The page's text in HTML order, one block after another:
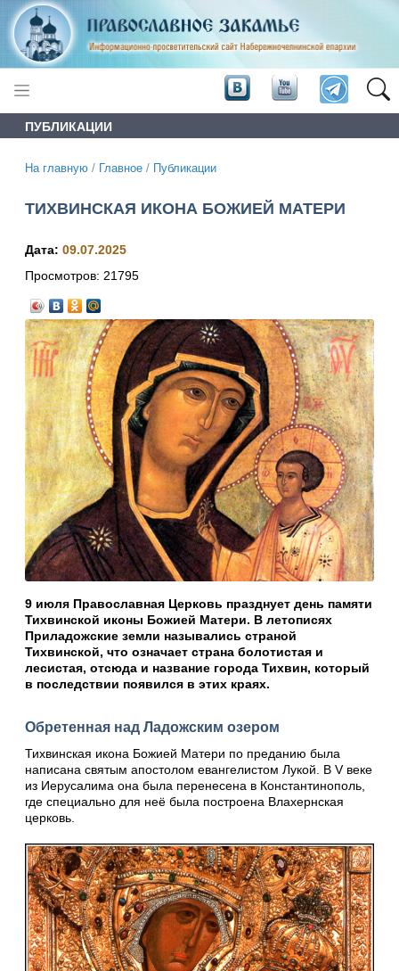
ПУБЛИКАЦИИ
На главную / Главное / Публикации
ТИХВИНСКАЯ ИКОНА БОЖИЕЙ МАТЕРИ
Дата: 09.07.2025
Просмотров: 21795
9 июля Православная Церковь празднует день памяти
Тихвинской иконы Божией Матери. В летописях
Приладожские земли назывались страной
Тихвинской, что означает страна болотистая и
лесистая, отсюда и название города Тихвин, который
в последствии появился в этих краях.
Обретенная над Ладожским озером
Тихвинская икона Божией Матери по преданию была
написана святым апостолом евангелистом Лукой. В V веке
из Иерусалима она была перенесена в Константинополь,
где специально для неё была построена Влахернская
церковь.